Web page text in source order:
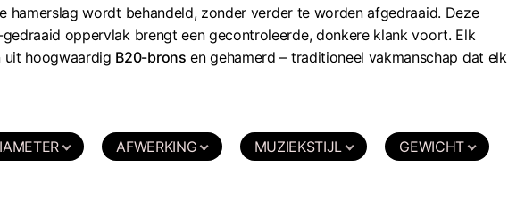
hamerslag wordt behandeld, zonder verder te worden afgedraaid. Deze
oppervlak brengt een gecontroleerde, donkere klank voort. Elk
uit hoogwaardig B20-brons en gehamerd – traditioneel vakmanschap dat elk
AFWERKING MUZIEKSTIJL GEWICHT